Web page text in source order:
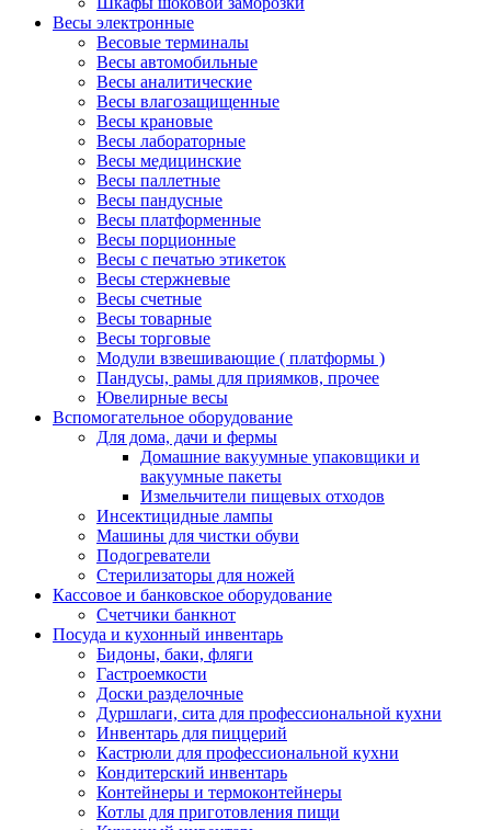
Весы электронные
Весовые терминалы
Весы автомобильные
Весы аналитические
Весы влагозащищенные
Весы крановые
Весы лабораторные
Весы медицинские
Весы паллетные
Весы пандусные
Весы платформенные
Весы порционные
Весы с печатью этикеток
Весы стержневые
Весы счетные
Весы товарные
Весы торговые
Модули взвешивающие ( платформы )
Пандусы, рамы для приямков, прочее
Ювелирные весы
Вспомогательное оборудование
Для дома, дачи и фермы
Домашние вакуумные упаковщики и
вакуумные пакеты
Измельчители пищевых отходов
Инсектицидные лампы
Машины для чистки обуви
Подогреватели
Стерилизаторы для ножей
Кассовое и банковское оборудование
Счетчики банкнот
Посуда и кухонный инвентарь
Бидоны, баки, фляги
Гастроемкости
Доски разделочные
Дуршлаги, сита для профессиональной кухни
Инвентарь для пиццерий
Кастрюли для профессиональной кухни
Кондитерский инвентарь
Контейнеры и термоконтейнеры
Котлы для приготовления пищи